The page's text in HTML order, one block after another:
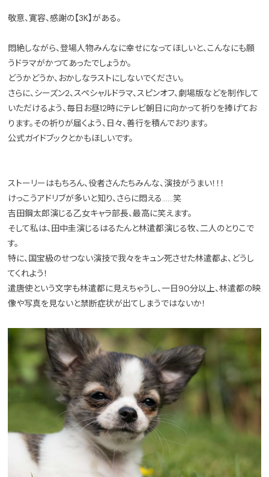
敬意、寛容、感謝の【3K】がある。
悶絶しながら、登場人物みんなに幸せになってほしいと、こんなにも願
うドラマがかつてあったでしょうか。
どうかどうか、おかしなラストにしないでください。
さらに、シーズン2、スペシャルドラマ、スピンオフ、劇場版などを制作して
いただけるよう、毎日お昼12時にテレビ朝日に向かって祈りを捧げてお
ります。その祈りが届くよう、日々、善行を積んでおります。
公式ガイドブックとかもほしいです。
ストーリーはもちろん、役者さんたちみんな、演技がうまい！！！
けっこうアドリブが多いと知り、さらに悶える……笑
吉田鋼太郎演じる乙女キャラ部長、最高に笑えます。
そして私は、田中圭演じるはるたんと林遣都演じる牧、二人のとりこで
す。
特に、国宝級のせつない演技で我々をキュン死させた林遣都よ、どうし
てくれよう！
遣唐使という文字も林遣都に見えちゃうし、一日90分以上、林遣都の映
像や写真を見ないと禁断症状が出てしまうではないか！